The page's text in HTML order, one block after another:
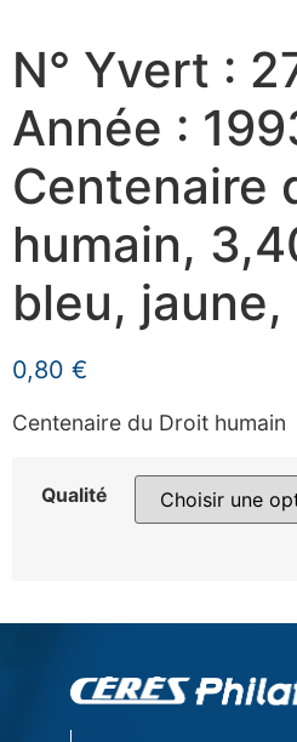
N° Yvert :
Année :
Centenaire
humain,
bleu, jaune,
0,80 €
Centenaire du Droit humain
Qualité